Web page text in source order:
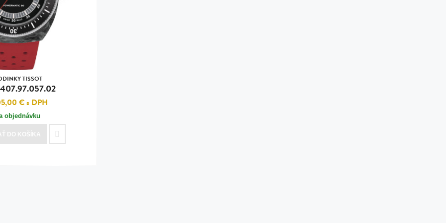
oceľ, silikón,
perla
oceľ, silikón,
oceľ
oceľ
TISSOT
€s DPH
objednávku
DO KOŠÍKA